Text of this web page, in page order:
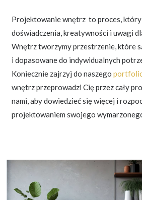
Projektowanie wnętrz to proces, który
doświadczenia, kreatywności i uwagi
Wnętrz tworzymy przestrzenie, które
i dopasowane do indywidualnych
Koniecznie zajrzyj do naszego
wnętrz przeprowadzi Cię przez cały
nami, aby dowiedzieć się więcej i
projektowaniem swojego